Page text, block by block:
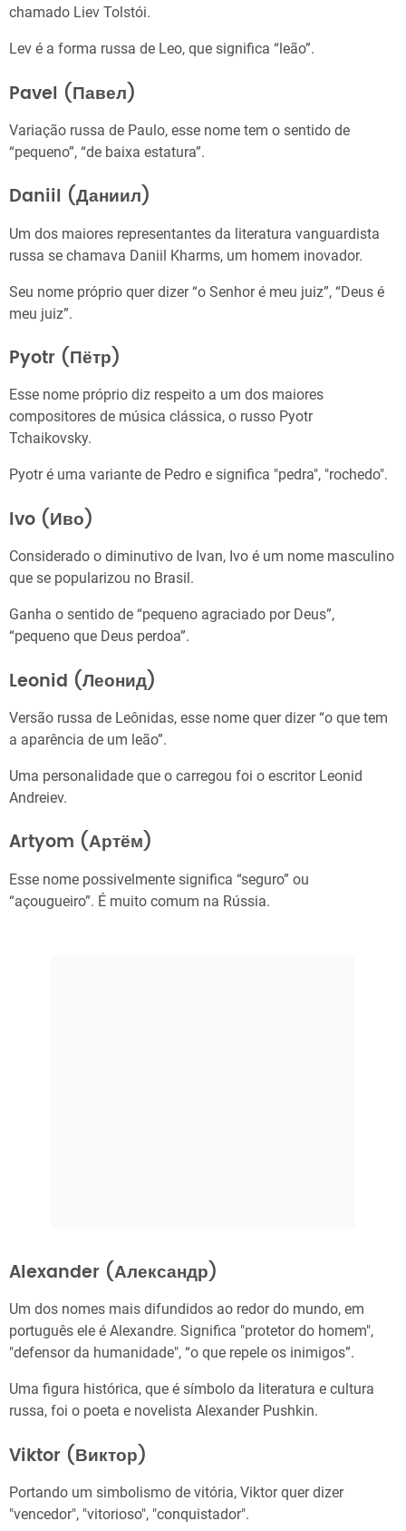
chamado Liev Tolstói.
Lev é a forma russa de Leo, que significa “leão”.
Pavel (Павел)
Variação russa de Paulo, esse nome tem o sentido de
“pequeno”, “de baixa estatura”.
Daniil (Даниил)
Um dos maiores representantes da literatura vanguardista
russa se chamava Daniil Kharms, um homem inovador.
Seu nome próprio quer dizer “o Senhor é meu juiz”, “Deus é
meu juiz”.
Pyotr (Пётр)
Esse nome próprio diz respeito a um dos maiores
compositores de música clássica, o russo Pyotr
Tchaikovsky.
Pyotr é uma variante de Pedro e significa "pedra", "rochedo".
Ivo (Иво)
Considerado o diminutivo de Ivan, Ivo é um nome masculino
que se popularizou no Brasil.
Ganha o sentido de “pequeno agraciado por Deus”,
“pequeno que Deus perdoa”.
Leonid (Леонид)
Versão russa de Leônidas, esse nome quer dizer “o que tem
a aparência de um leão”.
Uma personalidade que o carregou foi o escritor Leonid
Andreiev.
Artyom (Артём)
Esse nome possivelmente significa “seguro” ou
“açougueiro”. É muito comum na Rússia.
Alexander (Александр)
Um dos nomes mais difundidos ao redor do mundo, em
português ele é Alexandre. Significa "protetor do homem",
"defensor da humanidade", “o que repele os inimigos”.
Uma figura histórica, que é símbolo da literatura e cultura
russa, foi o poeta e novelista Alexander Pushkin.
Viktor (Виктор)
Portando um simbolismo de vitória, Viktor quer dizer
"vencedor", "vitorioso", "conquistador".